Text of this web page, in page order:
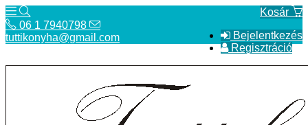
Kosár
Bejelentkezés
Regisztráció
06 1 7940798
tuttikonyha@gmail.com